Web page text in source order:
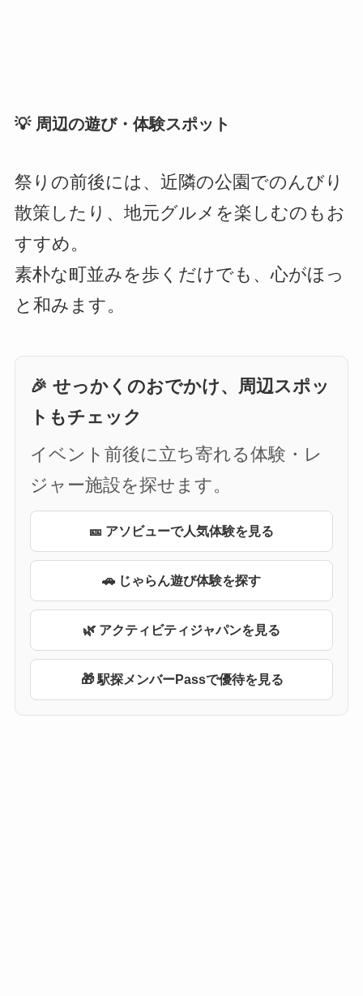
💡 周辺の遊び・体験スポット
祭りの前後には、近隣の公園でのんびり
散策したり、地元グルメを楽しむのもお
すすめ。
素朴な町並みを歩くだけでも、心がほっ
と和みます。
🎉 せっかくのおでかけ、周辺スポッ
トもチェック
イベント前後に立ち寄れる体験・レ
ジャー施設を探せます。
🎫 アソビューで人気体験を見る
🚗 じゃらん遊び体験を探す
🌿 アクティビティジャパンを見る
🎁 駅探メンバーPassで優待を見る